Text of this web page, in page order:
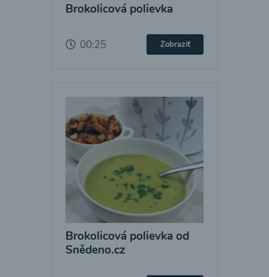
Brokolicová polievka
00:25 Zobraziť
Brokolicová polievka od
Snědeno.cz